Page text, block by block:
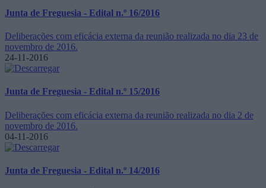
Junta de Freguesia - Edital n.º 16/2016
Deliberações com eficácia externa da reunião realizada no dia 23 de
novembro de 2016.
24-11-2016
Junta de Freguesia - Edital n.º 15/2016
Deliberações com eficácia externa da reunião realizada no dia 2 de
novembro de 2016.
04-11-2016
Junta de Freguesia - Edital n.º 14/2016